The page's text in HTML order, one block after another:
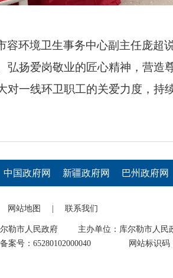
容环境卫生事务中心副主任庞超
弘扬爱岗敬业的匠心精神，营造
对一线环卫职工的关爱力度，持
中国政府网 新疆政府网 巴州政府网
网站地图 联系我们
勒市人民政府
主办单位：库尔勒市人民
案号：65280102000040
网站标识码